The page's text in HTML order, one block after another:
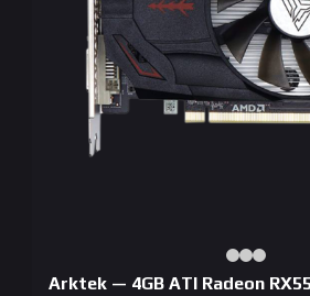
Arktek — 4GB ATI Radeon